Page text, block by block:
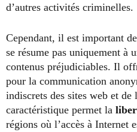
d’autres activités criminelles.
Cependant, il est important
se résume pas uniquement à
contenus préjudiciables. Il
pour la communication
indiscrets des sites web et de
caractéristique permet la
régions où l’accès à Internet